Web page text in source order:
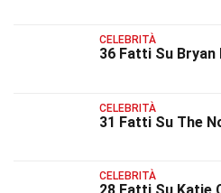
CELEBRITÀ
36 Fatti Su Bryan
CELEBRITÀ
31 Fatti Su The
CELEBRITÀ